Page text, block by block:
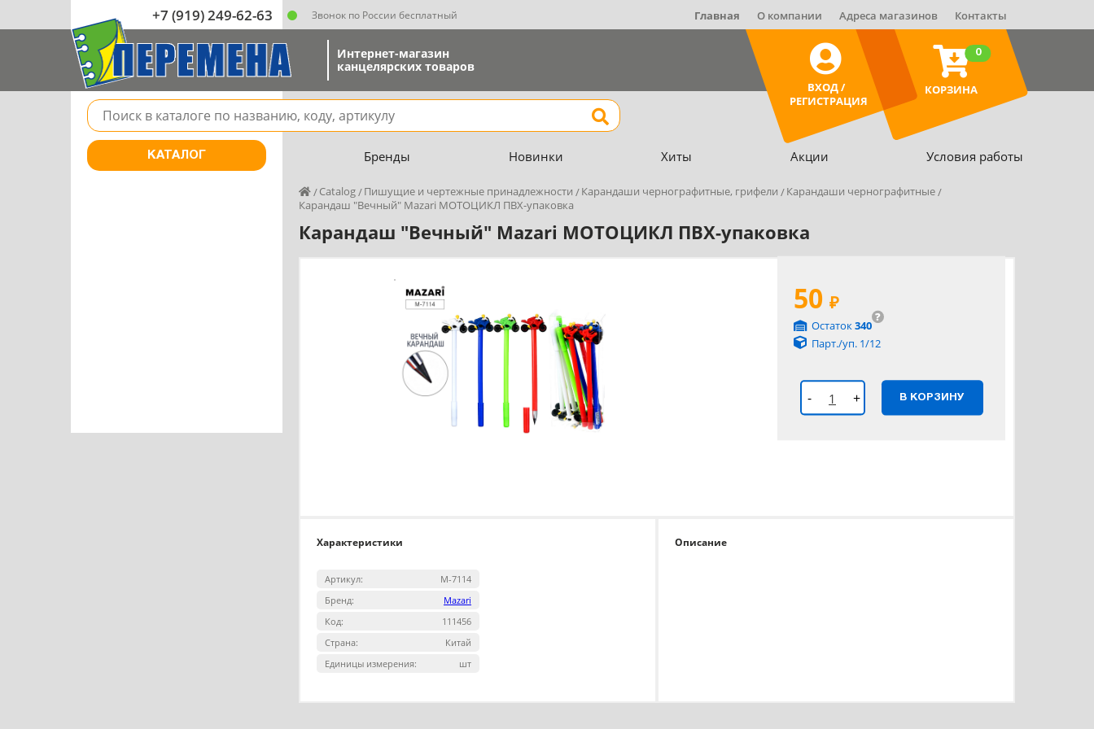
+7 (919) 249-62-63 Звонок по России бесплатный Главная О компании Адреса магазинов Контакты
Интернет-магазин
канцелярских товаров
ВХОД /
РЕГИСТРАЦИЯ
КОРЗИНА
0
Поле для поиска товара в каталоге Найти
КАТАЛОГ Бренды Новинки Хиты Акции Условия работы
Catalog Пишущие и чертежные принадлежности Карандаши чернографитные, грифели
Карандаши чернографитные
Карандаш "Вечный" Mazari МОТОЦИКЛ ПВХ-упаковка
Карандаш "Вечный" Mazari МОТОЦИКЛ ПВХ-упаковка
50 ₽
?
Остаток340
Парт./уп. 1/12
- + В КОРЗИНУ
Характеристики
Артикул:
M-7114
Бренд:
Mazari
Код:
111456
Страна:
Китай
Единицы измерения:
шт
Описание